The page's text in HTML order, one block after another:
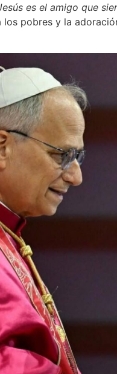
es el amigo que
pobres y la